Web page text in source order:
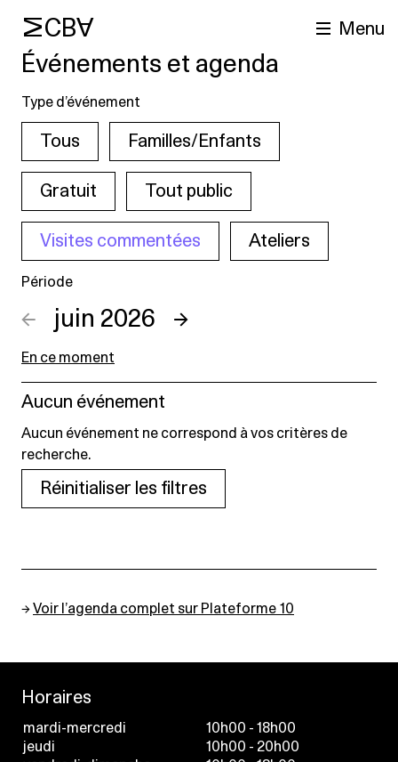
MCBA Menu
Événements et agenda
Type d’événement
Tous Familles/Enfants
Gratuit Tout public
Visites commentées Ateliers
Période
← juin 2026 →
En ce moment
Aucun événement
Aucun événement ne correspond à vos critères de
recherche.
Réinitialiser les filtres
→Voir l’agenda complet sur Plateforme 10
Horaires
mardi-mercredi
10h00 - 18h00
jeudi
10h00 - 20h00